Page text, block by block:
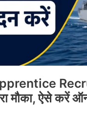
मौका, ऐसे करें